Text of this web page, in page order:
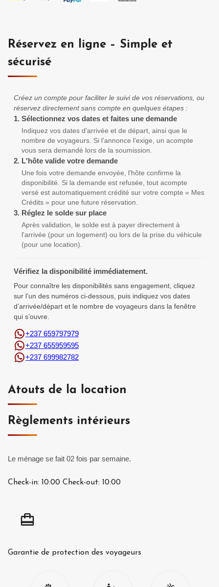
Réservez en ligne – Simple et
sécurisé
Créez un compte pour faciliter le suivi de vos réservations, ou
réservez directement sans compte en quelques étapes :
1. Sélectionnez vos dates et faites une demande
Indiquez vos dates d'arrivée et de départ, ainsi que le
nombre de voyageurs. Si l'annonce l'exige, un acompte
vous sera demandé lors de la soumission.
2. L'hôte valide votre demande
Une fois votre demande envoyée, l'hôte confirme la
disponibilité. Si la demande est refusée, tout acompte
versé est automatiquement crédité sur votre compte « Mes
Crédits » pour une future réservation.
3. Réglez le solde sur place
Après validation, le solde est à payer directement à
l'arrivée (pour un logement) ou lors de la prise du véhicule
(pour une location).
Vérifiez la disponibilité immédiatement.
Pour connaître les disponibilités sans engagement, cliquez
sur l’un des numéros ci-dessous, puis indiquez vos dates
d’arrivée/départ et le nombre de voyageurs dans la fenêtre
qui s’ouvre.
+237 659797979
+237 655959595
+237 699982782
Atouts de la location
Règlements intérieurs
Le ménage se fait 02 fois par semaine.
Check-in: 10:00 Check-out: 10:00
Garantie de protection des voyageurs